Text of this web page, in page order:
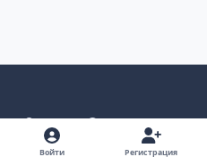
Светлый режим
Темный режим
Как в системе
Политика
Войти Регистрация